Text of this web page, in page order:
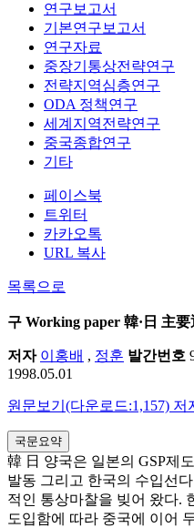
연구보고서
기본연구보고서
연구자료
중장기통상전략연구
전략지역심층연구
ODA 정책연구
세계지역전략연구
중국종합연구
기타
페이스북
트위터
카카오톡
URL 복사
목록으로
구 Working paper 韓·日 主
저자 이홍배 , 정훈 발간번호
1998.05.01
원문보기(다운로드:1,157) 저
국문요약
韓 日 양국은 일본의 GSP제
발동 그리고 한국의 수입선
적인 통상마찰을 빚어 왔다.
도입함에 따라 중국에 이어